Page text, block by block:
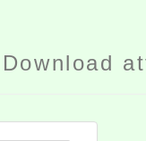
Download